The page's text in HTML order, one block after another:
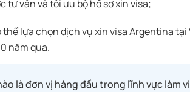
tư vấn và tối ưu bộ hồ sơ xin visa;
thể lựa chọn dịch vụ xin visaArgentinatại
năm qua.
là đơn vị hàng đầu trong lĩnh vực làm